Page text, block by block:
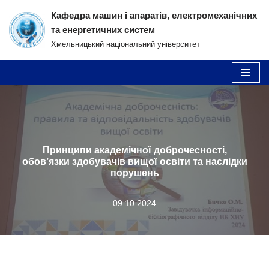
Перейти
до
вмісту
Кафедра машин і апаратів, електромеханічних
та енергетичних систем
Хмельницький національний університет
Принципи академічної доброчесності,
обов’язки здобувачів вищої освіти та наслідки
порушень
09.10.2024